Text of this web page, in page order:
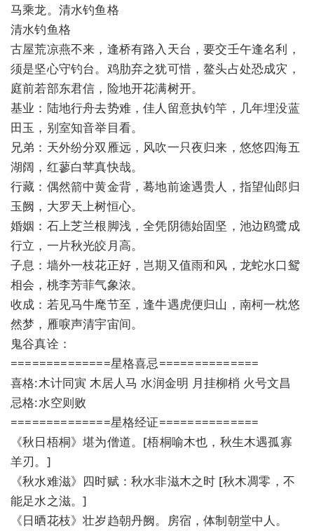
马乘龙。清水钓鱼格
清水钓鱼格
古屋荒凉燕不来，逢桥有路入天台，要交壬午逢名利，
须是坚心守钓台。鸡肋弃之犹可惜，鳌头占处恐成灾，
庭前若部东君信，险地开花满树开。
基业：陆地行舟去势难，佳人留意执钓竿，几年埋没蓝
田玉，别室知音举目看。
兄弟：天外纷分双雁远，风吹一只夜归来，悠悠四海五
湖阔，红蓼白苹真快哉。
行藏：偶然箭中黄金背，蓦地前途遇贵人，指望仙郎归
玉阙，大罗天上树恒心。
婚姻：石上芝兰根脚浅，全凭阴德始固坚，池边鸥鹭成
行立，一片秋光皎月高。
子息：墙外一枝花正好，岂期又值雨和风，龙蛇水口鸳
相会，桃李芳菲气象浓。
收成：若见马牛麾节至，逢牛遇虎便归山，南柯一枕悠
然梦，雁唳声清宇宙间。
鬼谷真诠：
==============星格喜忌==============
喜格:木计同寅 木居人马 水润金明 月挂柳梢 火号文昌
忌格:水空则败
==============星格经证==============
《秋日梧桐》堪为僧道。[梧桐喻木也，秋生木遇孤寡
羊刃。]
《秋水难滋》四时赋：秋水非滋木之时 [秋木凋零，不
能足水之滋。]
《日晒花枝》壮岁趋朝丹阙。房宿，体制朝堂中人。